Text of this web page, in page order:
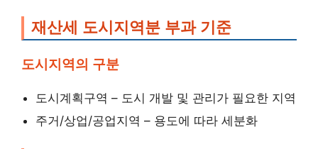
재산세 도시지역분 부과 기준
도시지역의 구분
도시계획구역 – 도시 개발 및 관리가 필요한 지역
주거/상업/공업지역 – 용도에 따라 세분화